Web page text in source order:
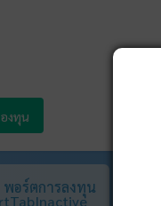
งทุน
พอร์ตการลงทุน